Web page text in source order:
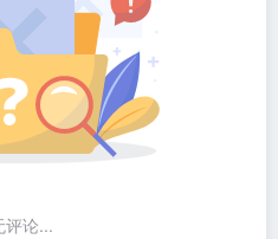
评论...